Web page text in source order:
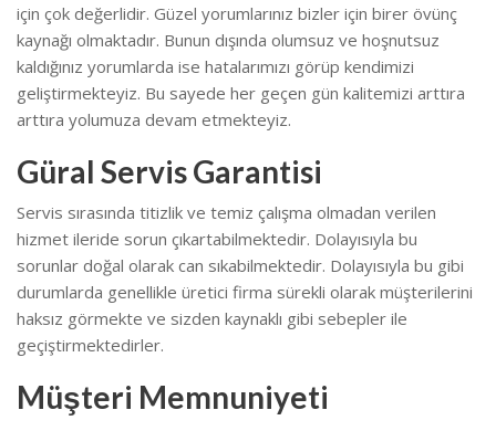
için çok değerlidir. Güzel yorumlarınız bizler için birer övünç
kaynağı olmaktadır. Bunun dışında olumsuz ve hoşnutsuz
kaldığınız yorumlarda ise hatalarımızı görüp kendimizi
geliştirmekteyiz. Bu sayede her geçen gün kalitemizi arttıra
arttıra yolumuza devam etmekteyiz.
Güral Servis Garantisi
Servis sırasında titizlik ve temiz çalışma olmadan verilen
hizmet ileride sorun çıkartabilmektedir. Dolayısıyla bu
sorunlar doğal olarak can sıkabilmektedir. Dolayısıyla bu gibi
durumlarda genellikle üretici firma sürekli olarak müşterilerini
haksız görmekte ve sizden kaynaklı gibi sebepler ile
geçiştirmektedirler.
Müşteri Memnuniyeti